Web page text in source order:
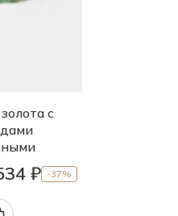
с
₽ -37%